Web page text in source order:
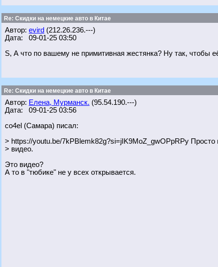
Re: Скидки на немецкие авто в Китае
Автор: evird (212.26.236.---)
Дата: 09-01-25 03:50
S, А что по вашему не примитивная жестянка? Ну так, чтобы
Re: Скидки на немецкие авто в Китае
Автор: Елена, Мурманск. (95.54.190.---)
Дата: 09-01-25 03:56
co4el (Самара) писал:
> https://youtu.be/7kPBlemk82g?si=jIK9MoZ_gwOPpRPy Просто
> видео.
Это видео?
А то в "тюбике" не у всех открывается.